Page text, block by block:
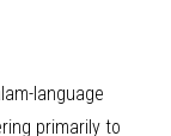
language
primarily to